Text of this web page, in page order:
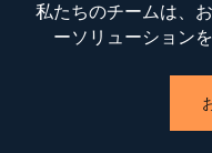
私たちのチームは、
ーソリューション